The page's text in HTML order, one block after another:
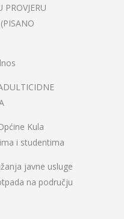
Kula
i studentima
javne usluge
na području